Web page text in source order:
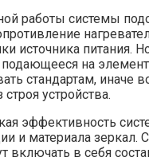
работы системы
источника питания.
подающееся на
стандартам, иначе
устройства.
эффективность
и материала
включать в себя